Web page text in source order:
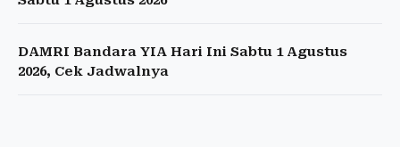
DAMRI Bandara YIA Hari Ini Sabtu 1 Agustus
2026, Cek Jadwalnya